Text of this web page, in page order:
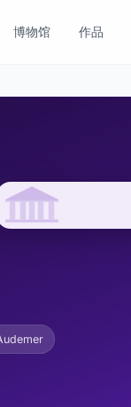
博物馆 作品